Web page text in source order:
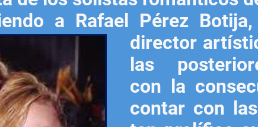
a Rafael Pérez
director
las
con la
contar con